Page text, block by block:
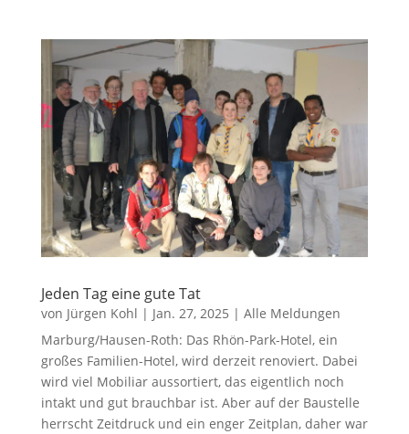
Jeden Tag eine gute Tat
von Jürgen Kohl | Jan. 27, 2025 | Alle Meldungen
Marburg/Hausen-Roth: Das Rhön-Park-Hotel, ein
großes Familien-Hotel, wird derzeit renoviert. Dabei
wird viel Mobiliar aussortiert, das eigentlich noch
intakt und gut brauchbar ist. Aber auf der Baustelle
herrscht Zeitdruck und ein enger Zeitplan, daher war